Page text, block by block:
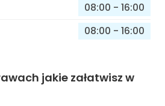
08:00 - 16:00
08:00 - 16:00
jakie załatwisz w